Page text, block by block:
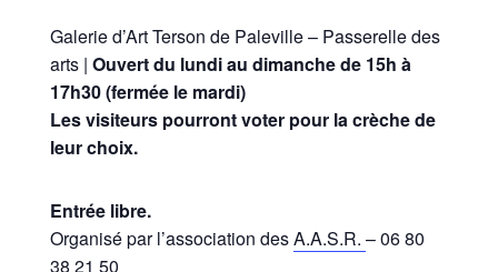
Galerie d’Art Terson de Paleville – Passerelle des
arts | Ouvert du lundi au dimanche de 15h à
17h30 (fermée le mardi)
Les visiteurs pourront voter pour la crèche de
leur choix.
Entrée libre.
Organisé par l’association desA.A.S.R. – 06 80
38 21 50